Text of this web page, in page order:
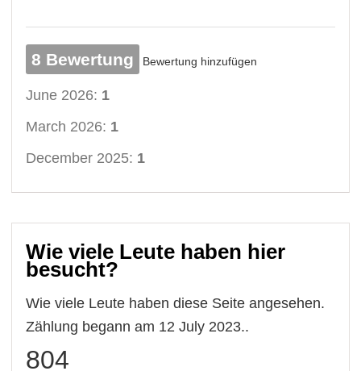
8 Bewertung Bewertung hinzufügen
June 2026: 1
March 2026: 1
December 2025: 1
Wie viele Leute haben hier
besucht?
Wie viele Leute haben diese Seite angesehen.
Zählung begann am 12 July 2023..
804